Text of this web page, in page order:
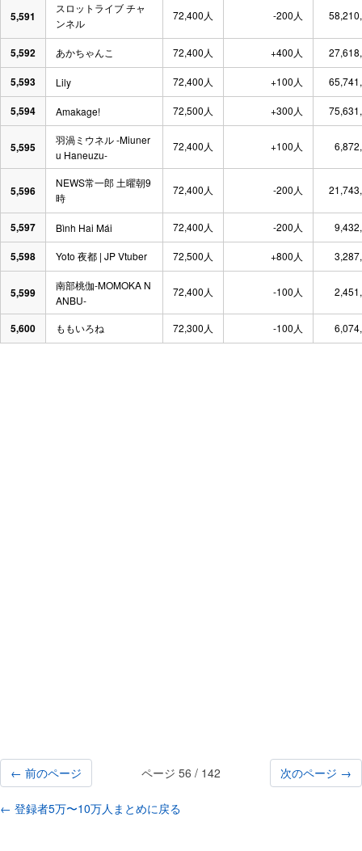
5,591
スロットライブ チャ
ンネル
72,400人 -200人
5,592 あかちゃんこ 72,400人 +400人
5,593 Lily 72,400人 +100人
5,594 Amakage! 72,500人 +300人
5,595
羽渦ミウネル -Miuner
u Haneuzu-
72,400人 +100人
5,596
NEWS常一郎 土曜朝9
時
72,400人 -200人
5,597 Bình Hai Mái 72,400人 -200人
5,598 Yoto 夜都 | JP Vtuber 72,500人 +800人
5,599
南部桃伽-MOMOKA N
ANBU-
72,400人 -100人
5,600 ももいろね 72,300人 -100人
← 前のページ ページ 56 / 142 次のページ →
← 登録者5万〜10万人まとめに戻る